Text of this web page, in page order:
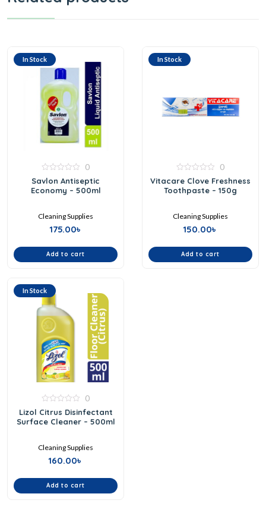
In Stock
out
of
0
Savlon Antiseptic
Economy – 500ml
Cleaning Supplies
175.00৳
Add to cart
In Stock
out
of
0
Vitacare Clove Freshness
Toothpaste – 150g
Cleaning Supplies
150.00৳
Add to cart
In Stock
0
out
of
0
Lizol Citrus Disinfectant
Surface Cleaner – 500ml
Cleaning Supplies
160.00৳
Add to cart